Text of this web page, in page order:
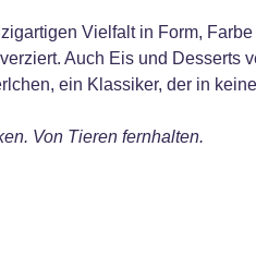
Vielfalt in Form,
Auch Eis und
ein Klassiker, der in
Von Tieren fernhalten.